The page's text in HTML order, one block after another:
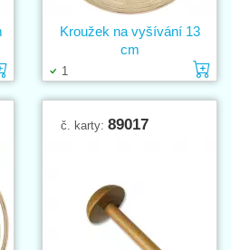
Vložit do košíku
1
Kroužek na vyšívání 13
cm
č. karty: 89017